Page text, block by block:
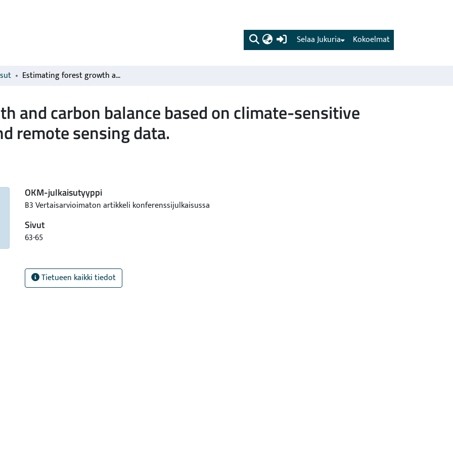
(current) Kokoelmat
Selaa Jukuria
Estimating forest growth and carbon balance based on climate-sensitive forest growth model and remote sensing data.
and carbon balance based on climate-sensitive
remote sensing data.
OKM-julkaisutyyppi
B3 Vertaisarvioimaton artikkeli konferenssijulkaisussa
Sivut
63-65
Tietueen kaikki tiedot